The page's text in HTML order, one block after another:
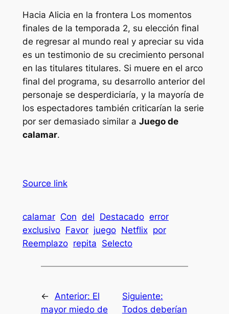
Hacia Alicia en la frontera Los momentos
finales de la temporada 2, su elección final
de regresar al mundo real y apreciar su vida
es un testimonio de su crecimiento personal
en las titulares titulares. Si muere en el arco
final del programa, su desarrollo anterior del
personaje se desperdiciaría, y la mayoría de
los espectadores también criticarían la serie
por ser demasiado similar a Juego de
calamar.
Source link
calamar Con del Destacado error
exclusivo Favor juego Netflix por
Reemplazo repita Selecto
← Anterior: El
mayor miedo de
Siguiente:
Todos deberían